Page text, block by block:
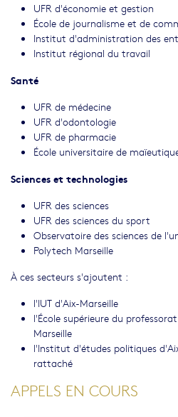
UFR d'économie et gestion
École de journalisme et de
Institut d'administration des
Institut régional du travail
Santé
UFR de médecine
UFR d'odontologie
UFR de pharmacie
École universitaire de
Sciences et technologies
UFR des sciences
UFR des sciences du sport
Observatoire des sciences de
Polytech Marseille
À ces secteurs s'ajoutent :
l'IUT d'Aix-Marseille
l'École supérieure du
Marseille
l'Institut d'études politiques
rattaché
APPELS EN COURS